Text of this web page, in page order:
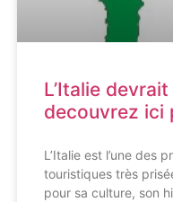
L’Italie
decouvrez ici
L’Italie est l’une des
touristiques très
pour sa culture, son